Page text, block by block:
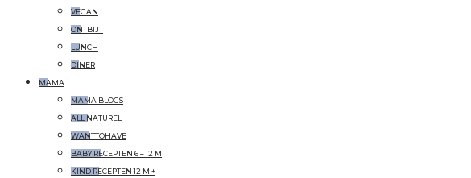
VEGAN
ONTBIJT
LUNCH
DINER
MAMA
MAMA BLOGS
ALL NATUREL
WANTTOHAVE
BABY RECEPTEN 6 – 12 M
KIND RECEPTEN 12 M +